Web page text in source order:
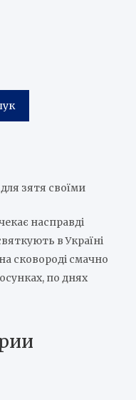
зятя своїми
насправді
в Україні
сковороді смачно
по днях